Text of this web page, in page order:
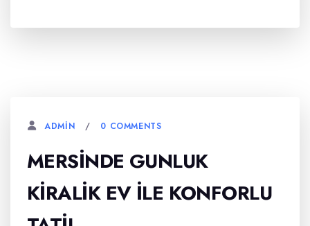
ADMIN 0 COMMENTS
MERSINDE GUNLUK
KIRALIK EV İLE KONFORLU